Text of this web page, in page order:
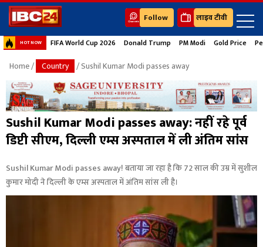
Follow लाइव टीवी
HOT NOW FIFA World Cup 2026 Donald Trump PM Modi Gold Price
Home/ Country / Sushil Kumar Modi passes away
Sushil Kumar Modi passes away: नहीं रहे पूर्व
डिप्टी सीएम, दिल्ली एम्स अस्पताल में ली अंतिम सांस
Sushil Kumar Modi passes away! बताया जा रहा है कि 72 साल की उम्र में सुशील
कुमार मोदी ने दिल्ली के एम्स अस्पताल में अंतिम सांस ली है।